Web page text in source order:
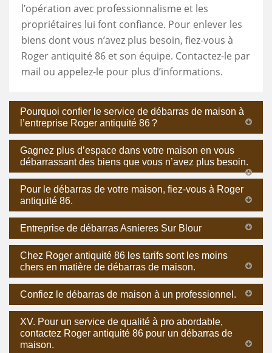
l’opération avec professionnalisme et les
propriétaires lui font confiance. Pour enlever les
biens dont vous n’avez plus besoin, fiez-vous à
Roger antiquité 86 et son équipe. Contactez-le par
mail ou appelez-le pour plus d’informations.
Pourquoi confier le service de débarras de maison à
l’entreprise Roger antiquité 86 ?
Gagnez plus d’espace dans votre maison en vous
débarrassant des biens que vous n’avez plus besoin.
Pour le débarras de votre maison, fiez-vous à Roger
antiquité 86.
Entreprise de débarras Asnieres Sur Blour
Chez Roger antiquité 86 les tarifs sont les moins
chers en matière de débarras de maison.
Confiez le débarras de maison à un professionnel.
XV. Pour un service de qualité à pro abordable,
contactez Roger antiquité 86 pour un débarras de
maison.